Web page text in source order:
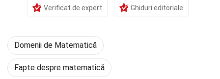
Verificat de expert Ghiduri editoriale
Domenii de Matematică
Fapte despre matematică